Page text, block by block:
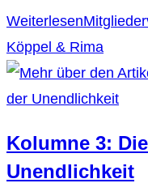
Weiterlesen
Köppel & Rima
Kolumne 3:
Unendlichkeit